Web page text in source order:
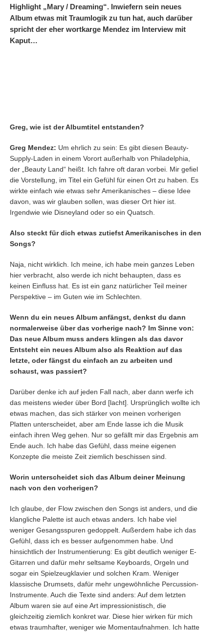
Highlight „Mary / Dreaming“. Inwiefern sein neues
Album etwas mit Traumlogik zu tun hat, auch darüber
spricht der eher wortkarge Mendez im Interview mit
Kaput…
Greg, wie ist der Albumtitel entstanden?
Greg Mendez: Um ehrlich zu sein: Es gibt diesen Beauty-
Supply-Laden in einem Vorort außerhalb von Philadelphia,
der „Beauty Land“ heißt. Ich fahre oft daran vorbei. Mir gefiel
die Vorstellung, im Titel ein Gefühl für einen Ort zu haben. Es
wirkte einfach wie etwas sehr Amerikanisches – diese Idee
davon, was wir glauben sollen, was dieser Ort hier ist.
Irgendwie wie Disneyland oder so ein Quatsch.
Also steckt für dich etwas zutiefst Amerikanisches in den
Songs?
Naja, nicht wirklich. Ich meine, ich habe mein ganzes Leben
hier verbracht, also werde ich nicht behaupten, dass es
keinen Einfluss hat. Es ist ein ganz natürlicher Teil meiner
Perspektive – im Guten wie im Schlechten.
Wenn du ein neues Album anfängst, denkst du dann
normalerweise über das vorherige nach? Im Sinne von:
Das neue Album muss anders klingen als das davor
Entsteht ein neues Album also als Reaktion auf das
letzte, oder fängst du einfach an zu arbeiten und
schaust, was passiert?
Darüber denke ich auf jeden Fall nach, aber dann werfe ich
das meistens wieder über Bord [lacht]. Ursprünglich wollte ich
etwas machen, das sich stärker von meinen vorherigen
Platten unterscheidet, aber am Ende lasse ich die Musik
einfach ihren Weg gehen. Nur so gefällt mir das Ergebnis am
Ende auch. Ich habe das Gefühl, dass meine eigenen
Konzepte die meiste Zeit ziemlich beschissen sind.
Worin unterscheidet sich das Album deiner Meinung
nach von den vorherigen?
Ich glaube, der Flow zwischen den Songs ist anders, und die
klangliche Palette ist auch etwas anders. Ich habe viel
weniger Gesangsspuren gedoppelt. Außerdem habe ich das
Gefühl, dass ich es besser aufgenommen habe. Und
hinsichtlich der Instrumentierung: Es gibt deutlich weniger E-
Gitarren und dafür mehr seltsame Keyboards, Orgeln und
sogar ein Spielzeugklavier und solchen Kram. Weniger
klassische Drumsets, dafür mehr ungewöhnliche Percussion-
Instrumente. Auch die Texte sind anders: Auf dem letzten
Album waren sie auf eine Art impressionistisch, die
gleichzeitig ziemlich konkret war. Diese hier wirken für mich
etwas traumhafter, weniger wie Momentaufnahmen. Ich hatte